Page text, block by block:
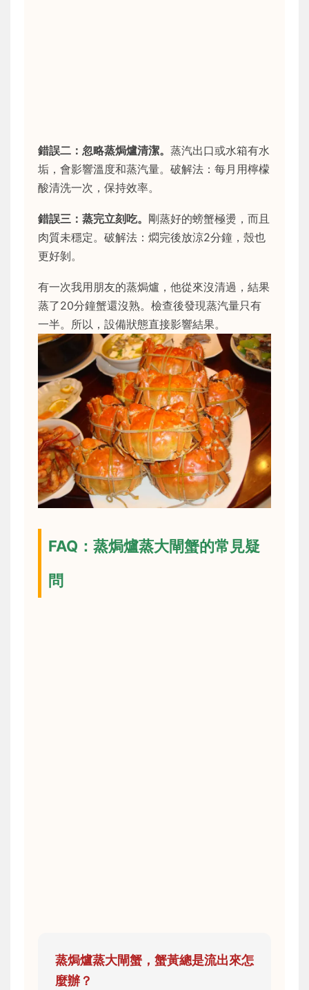
錯誤二：忽略蒸焗爐清潔。 蒸汽出口或水箱有水
垢，會影響溫度和蒸汽量。破解法：每月用檸檬
酸清洗一次，保持效率。
錯誤三：蒸完立刻吃。 剛蒸好的螃蟹極燙，而且
肉質未穩定。破解法：燜完後放涼2分鐘，殼也
更好剝。
有一次我用朋友的蒸焗爐，他從來沒清過，結果
蒸了20分鐘蟹還沒熟。檢查後發現蒸汽量只有
一半。所以，設備狀態直接影響結果。
FAQ：蒸焗爐蒸大閘蟹的常見疑
問
蒸焗爐蒸大閘蟹，蟹黃總是流出來怎
麼辦？